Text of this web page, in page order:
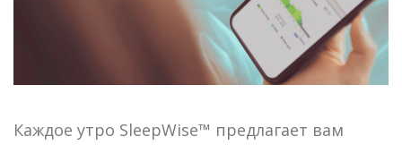
Каждое утро SleepWise™ предлагает вам